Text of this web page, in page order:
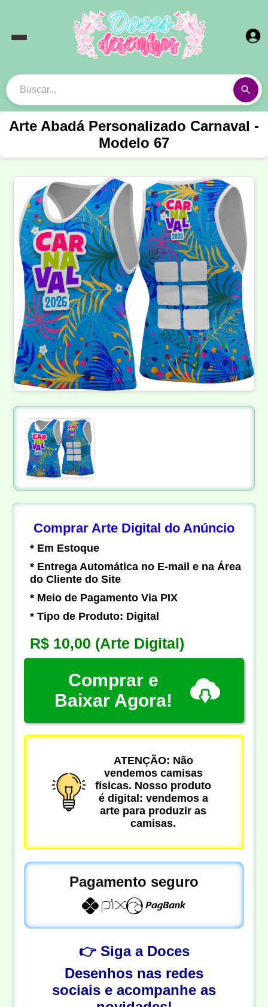
Arte Abadá Personalizado Carnaval -
Modelo 67
Comprar Arte Digital do Anúncio
* Em Estoque
* Entrega Automática no E-mail e na Área
do Cliente do Site
* Meio de Pagamento Via PIX
* Tipo de Produto: Digital
R$ 10,00 (Arte Digital)
Comprar e
Baixar Agora!
ATENÇÃO: Não
vendemos camisas
físicas. Nosso produto
é digital: vendemos a
arte para produzir as
camisas.
Pagamento seguro
👉 Siga a Doces
Desenhos nas redes
sociais e acompanhe as